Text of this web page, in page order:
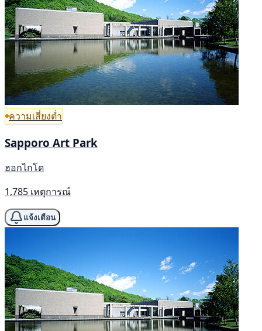
ความเสี่ยงต่ำ
Sapporo Art Park
ฮอกไกโด
1,785 เหตุการณ์
แจ้งเตือน